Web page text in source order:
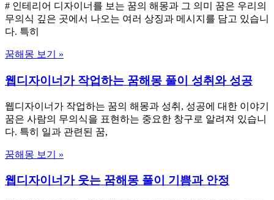
# 인테리어 디자이너를 보는 꿈의 해몽과 그 의미 꿈은 우리의
무의식 깊은 곳에서 나오는 여러 상징과 메시지를 담고 있습니
다. 특히
꿈해몽 보기 »
웹디자이너가 작업하는 꿈해몽 풀이 성취와 성공
웹디자이너가 작업하는 꿈의 해몽과 성취, 성공에 대한 이야기
꿈은 사람의 무의식을 표현하는 중요한 창구로 알려져 있습니
다. 특히 일과 관련된 꿈,
꿈해몽 보기 »
웹디자이너가 웃는 꿈해몽 풀이 기쁨과 안정